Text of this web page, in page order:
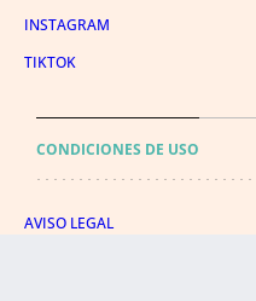
INSTAGRAM
TIKTOK
CONDICIONES DE USO
AVISO LEGAL